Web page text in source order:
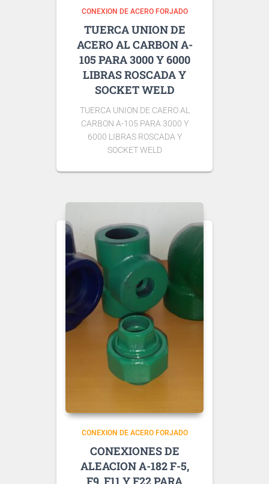
CONEXION DE ACERO FORJADO
TUERCA UNION DE
ACERO AL CARBON A-
105 PARA 3000 Y 6000
LIBRAS ROSCADA Y
SOCKET WELD
TUERCA UNION DE CAERO AL
CARBON A-105 PARA 3000 Y
6000 LIBRAS ROSCADA Y
SOCKET WELD
CONEXION DE ACERO FORJADO
CONEXIONES DE
ALEACION A-182 F-5,
F9, F11 Y F22 PARA